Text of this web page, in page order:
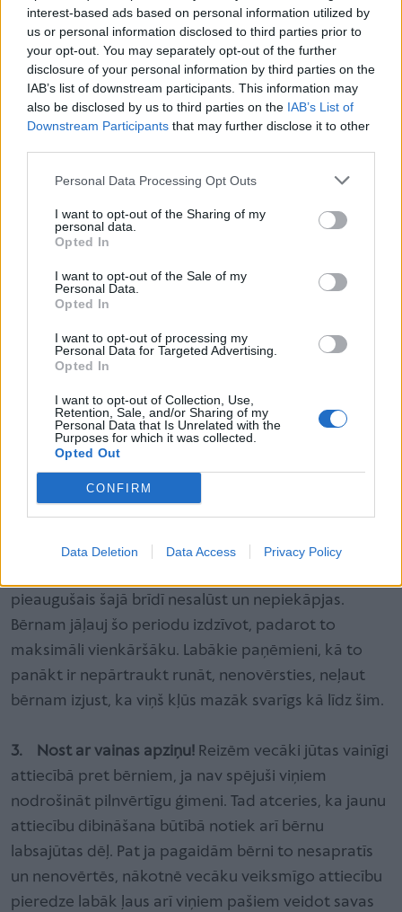
interest-based ads based on personal information utilized by
us or personal information disclosed to third parties prior to
your opt-out. You may separately opt-out of the further
disclosure of your personal information by third parties on the
IAB’s list of downstream participants. This information may
also be disclosed by us to third parties on the IAB’s List of
Downstream Participants that may further disclose it to other
Personal Data Processing Opt Outs
I want to opt-out of the Sharing of my
personal data.
Opted In
I want to opt-out of the Sale of my
Personal Data.
Opted In
I want to opt-out of processing my
Personal Data for Targeted Advertising.
Opted In
I want to opt-out of Collection, Use,
Retention, Sale, and/or Sharing of my
Personal Data that Is Unrelated with the
Purposes for which it was collected.
Opted Out
CONFIRM
Data Deletion Data Access Privacy Policy
Lielākā pieaugušo kļūda ir tā, ka, nonākot
attiecību sarežģījumos, visu sevi veltām
bērniem, līdz paši kā vecāki kļūstam par sava
bērna privātīpašumu.
1. Ģimenes saliedēšanas plāns.
Ja bērnam grūti
iemīlējies un vēlas būt kopā ar kādu, nepārspīlē ar
solījumiem, necenties bērnu uzpirkt, kā izlīgumu
piesolot dažādas dāvanas. Tomēr, ja ir zināms kaut
kas, pēc kā atvase jau sen ilgojas, piemēram, kāds
var pasniegt kā dāvanu kopā ar jauno partneri.
Iespējams, tas bērnam palīdzēs vieglāk iejusties
jaunizveidotajā ģimenē. Galvenais nepadarīt šādu
saliedēšanas pasākumu par pārpratumu, kurā bērns
saprot, ka turpmāk viņam ir tiesības regulāri
pieprasīt sev kādus labumus kā kompensāciju.
izveido jaunas attiecības, bērnam sākotnēji tas var
pieaugušais šajā brīdī nesalūst un nepiekāpjas.
Bērnam jāļauj šo periodu izdzīvot, padarot to
maksimāli vienkāršāku. Labākie paņēmieni, kā to
panākt ir nepārtraukt runāt, nenovērsties, neļaut
bērnam izjust, ka viņš kļūs mazāk svarīgs kā līdz šim.
3. Nost ar vainas apziņu! Reizēm vecāki jūtas vainīgi
attiecībā pret bērniem, ja nav spējuši viņiem
nodrošināt pilnvērtīgu ģimeni. Tad atceries, ka jaunu
attiecību dibināšana būtībā notiek arī bērnu
labsajūtas dēļ. Pat ja pagaidām bērni to nesapratīs
un nenovērtēs, nākotnē vecāku veiksmīgo attiecību
pieredze labāk ļaus arī viņiem pašiem veidot savas